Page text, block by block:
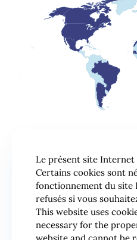
Le présent site Internet
Certains cookies sont
fonctionnement du
refusés si vous
This website uses
necessary for the